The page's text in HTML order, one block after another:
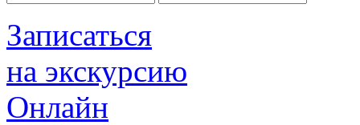
Записаться
на экскурсию
Онлайн